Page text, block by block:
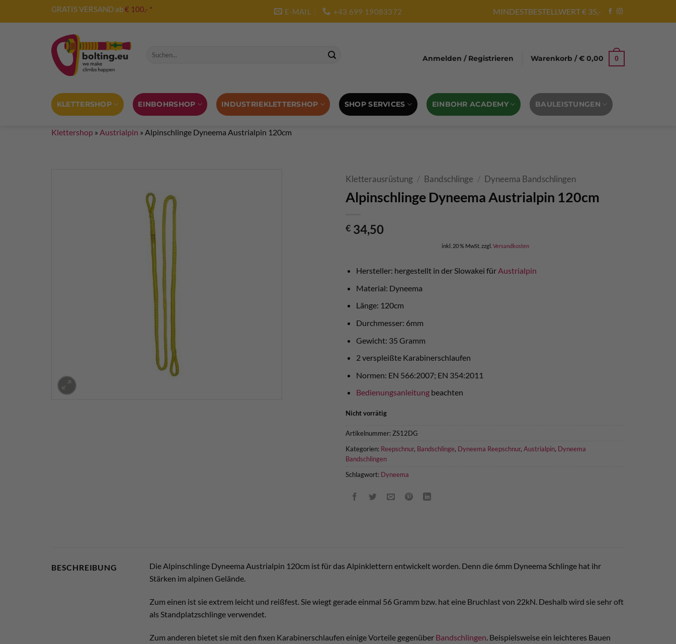
GRATIS VERSAND ab€ 100,- * E-MAIL +43 699 19083372 MINDESTBESTELLWERT € 35,-
Suche nach:
Anmelden / Registrieren Warenkorb /€ 0,00 0
KLETTERSHOP EINBOHRSHOP INDUSTRIEKLETTERSHOP SHOP SERVICES EINBOHR ACADEMY BAULEISTUNGEN
Klettershop » Austrialpin » Alpinschlinge Dyneema Austrialpin 120cm
Kletterausrüstung / Bandschlinge / Dyneema Bandschlingen
Alpinschlinge Dyneema Austrialpin 120cm
€ 34,50
inkl. 20 % MwSt. zzgl. Versandkosten
Hersteller: hergestellt in der Slowakei fürAustrialpin
Material: Dyneema
Länge: 120cm
Durchmesser: 6mm
Gewicht: 35 Gramm
2 verspleißte Karabinerschlaufen
Normen: EN 566:2007; EN 354:2011
Bedienungsanleitungbeachten
Nicht vorrätig
Artikelnummer:ZS12DG
Kategorien: Reepschnur, Bandschlinge, Dyneema Reepschnur, Austrialpin, Dyneema
Bandschlingen
Schlagwort: Dyneema
BESCHREIBUNG
Die Alpinschlinge Dyneema Austrialpin 120cm ist für das Alpinklettern entwickelt worden. Denn die 6mm Dyneema Schlinge hat ihr
Stärken im alpinen Gelände.
Zum einen ist sie extrem leicht und reißfest. Sie wiegt gerade einmal 56 Gramm bzw. hat eine Bruchlast von 22kN. Deshalb wird sie sehr oft
als Standplatzschlinge verwendet.
Zum anderen bietet sie mit den fixen Karabinerschlaufen einige Vorteile gegenüber Bandschlingen . Beispielsweise ein leichteres Bauen